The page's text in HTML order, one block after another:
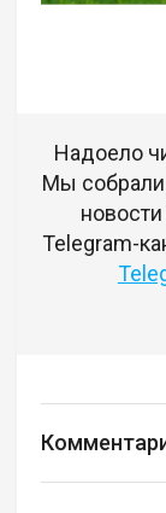
Надоело
Мы
Telegram-